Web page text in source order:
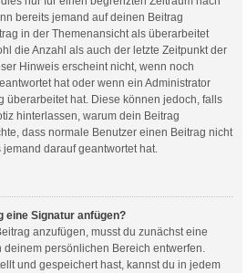
bereits jemand auf deinen Beitrag
in der Themenansicht als überarbeitet
die Anzahl als auch der letzte Zeitpunkt der
Hinweis erscheint nicht, wenn noch
hat oder wenn ein Administrator
überarbeitet hat. Diese können jedoch, falls
hinterlassen, warum dein Beitrag
dass normale Benutzer einen Beitrag nicht
darauf geantwortet hat.
eine Signatur anfügen?
anzufügen, musst du zunächst eine
persönlichen Bereich entwerfen.
und gespeichert hast, kannst du in jedem